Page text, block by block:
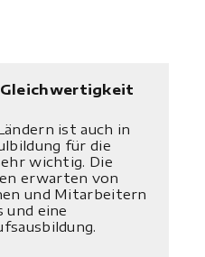
ist auch in
für die
wichtig. Die
erwarten von
und Mitarbeitern
und eine